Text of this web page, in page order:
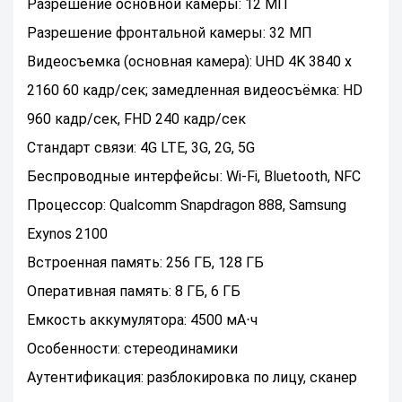
Разрешение основной камеры: 12 МП
Разрешение фронтальной камеры: 32 МП
Видеосъемка (основная камера): UHD 4K 3840 x
2160 60 кадр/сек; замедленная видеосъёмка: HD
960 кадр/сек, FHD 240 кадр/сек
Стандарт связи: 4G LTE, 3G, 2G, 5G
Беспроводные интерфейсы: Wi-Fi, Bluetooth, NFC
Процессор: Qualcomm Snapdragon 888, Samsung
Exynos 2100
Встроенная память: 256 ГБ, 128 ГБ
Оперативная память: 8 ГБ, 6 ГБ
Емкость аккумулятора: 4500 мА⋅ч
Особенности: стереодинамики
Аутентификация: разблокировка по лицу, сканер